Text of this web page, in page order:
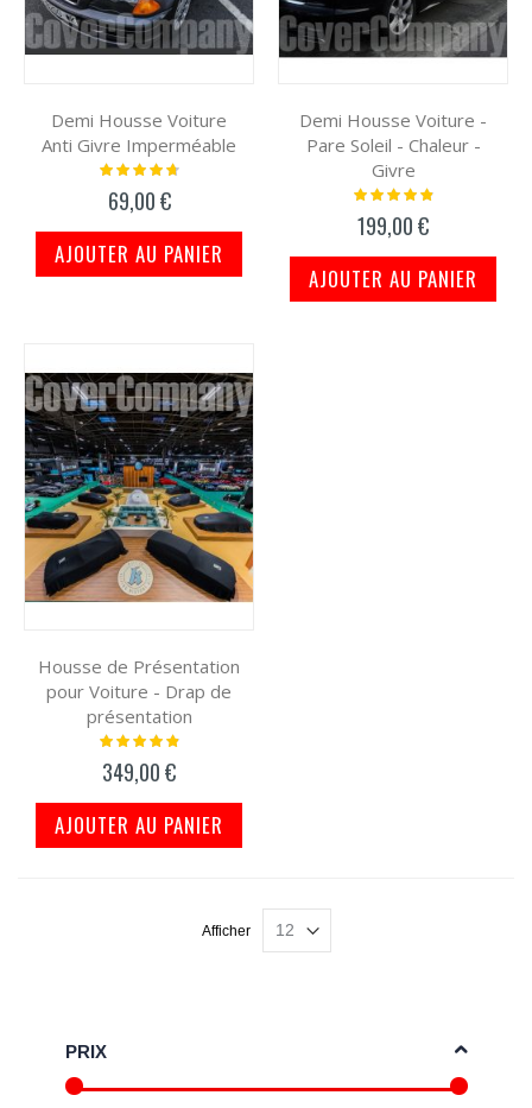
Demi Housse Voiture
Anti Givre Imperméable
Notation:
69,00 €
AJOUTER AU PANIER
Demi Housse Voiture -
Pare Soleil - Chaleur -
Givre
Notation:
199,00 €
AJOUTER AU PANIER
Housse de Présentation
pour Voiture - Drap de
présentation
Notation:
349,00 €
AJOUTER AU PANIER
Afficher
PRIX